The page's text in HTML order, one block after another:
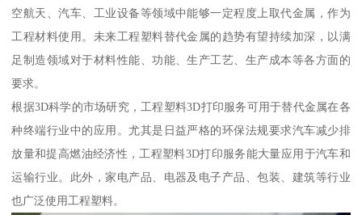
空航天、汽车、工业设备等领域中能够一定程度上取代金属，作为
工程材料使用。未来工程塑料替代金属的趋势有望持续加深，以满
足制造领域对于材料性能、功能、生产工艺、生产成本等各方面的
要求。
根据3D科学的市场研究，工程塑料3D打印服务可用于替代金属在各
种终端行业中的应用。尤其是日益严格的环保法规要求汽车减少排
放量和提高燃油经济性，工程塑料3D打印服务能大量应用于汽车和
运输行业。此外，家电产品、电器及电子产品、包装、建筑等行业
也广泛使用工程塑料。